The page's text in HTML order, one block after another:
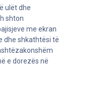
ulët dhe
shton
me ekran
dhe shkathtësi të
e dorezës në